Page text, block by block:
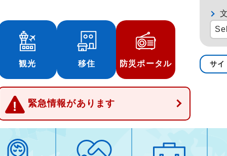
観光 移住 防災ポータル
緊急情報があります
サイ